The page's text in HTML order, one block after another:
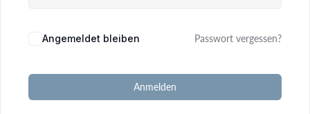
Alternative:
Angemeldet bleiben Passwort vergessen?
Anmelden